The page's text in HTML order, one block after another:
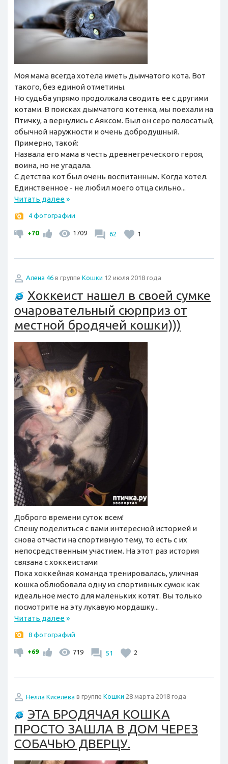
Моя мама всегда хотела иметь дымчатого кота. Вот
такого, без единой отметины.
Но судьба упрямо продолжала сводить ее с другими
котами. В поисках дымчатого котенка, мы поехали на
Птичку, а вернулись с Аяксом. Был он серо полосатый,
обычной наружности и очень добродушный.
Примерно, такой:
Назвала его мама в честь древнегреческого героя,
воина, но не угадала.
С детства кот был очень воспитанным. Когда хотел.
Единственное - не любил моего отца сильно...
Читать далее»
4 фотографии
+70 1709 62 1
Алена 46 в группе Кошки 12 июля 2018 года
Хоккеист нашел в своей сумке
очаровательный сюрприз от
местной бродячей кошки)))
Доброго времени суток всем!
Спешу поделиться с вами интересной историей и
снова отчасти на спортивную тему, то есть с их
непосредственным участием. На этот раз история
связана с хоккеистами
Пока хоккейная команда тренировалась, уличная
кошка облюбовала одну из спортивных сумок как
идеальное место для маленьких котят. Вы только
посмотрите на эту лукавую мордашку...
Читать далее»
8 фотографий
+69 719 51 2
Нелла Киселева в группе Кошки 28 марта 2018 года
ЭТА БРОДЯЧАЯ КОШКА
ПРОСТО ЗАШЛА В ДОМ ЧЕРЕЗ
СОБАЧЬЮ ДВЕРЦУ.